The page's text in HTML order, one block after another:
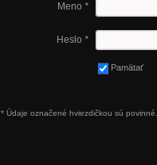
Meno *
Heslo *
Pamätať
* Údaje označené hviezdičkou sú povinné.